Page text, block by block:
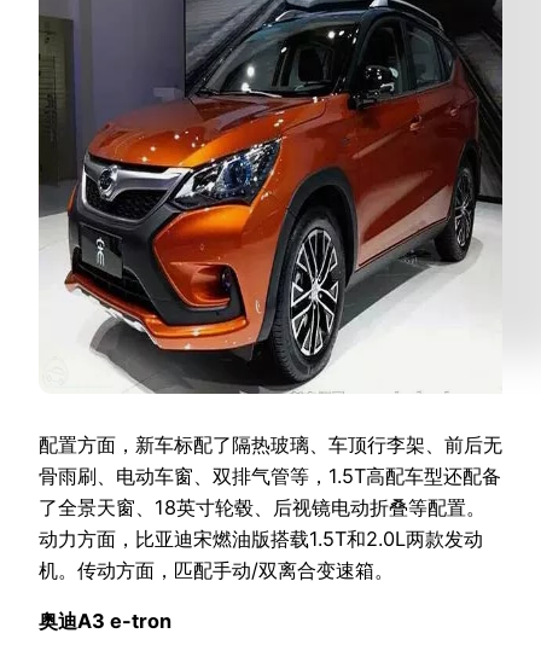
配置方面，新车标配了隔热玻璃、车顶行李架、前后无
骨雨刷、电动车窗、双排气管等，1.5T高配车型还配备
了全景天窗、18英寸轮毂、后视镜电动折叠等配置。
动力方面，比亚迪宋燃油版搭载1.5T和2.0L两款发动
机。传动方面，匹配手动/双离合变速箱。
奥迪A3 e-tron